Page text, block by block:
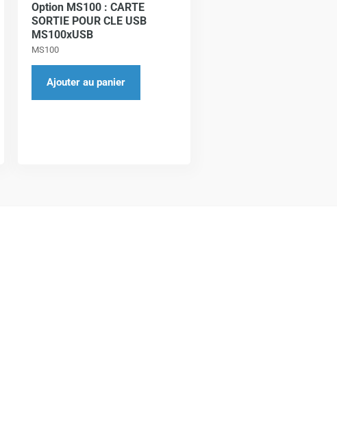
Option MS100 : CARTE
SORTIE POUR CLE USB
MS100xUSB
MS100
Ajouter au panier